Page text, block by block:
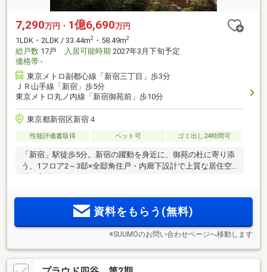
7,290万円・ 1億6,690万円
1LDK・2LDK / 33.44m2 ・58.49m2
総戸数 17戸 入居可能時期 2027年3月下旬予定
価格帯 -
東京メトロ副都心線「新宿三丁目」歩3分
ＪＲ山手線「新宿」歩5分
東京メトロ丸ノ内線「新宿御苑前」歩10分
東京都新宿区新宿４
性能評価書取得 ペット可 ゴミ出し24時間可
「新宿」駅徒歩5分。新宿の躍動を身近に、御苑の杜に寄り添
う、1フロア2～3邸×全邸角住戸・内廊下設計で上質な居住空
資料をもらう(無料)
※SUUMOのお問い合わせページへ移動します